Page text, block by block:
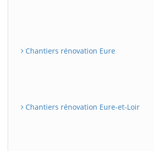
Chantiers rénovation Eure
Chantiers rénovation Eure-et-Loir